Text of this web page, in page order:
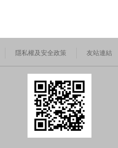
隱私權及安全政策 友站連結